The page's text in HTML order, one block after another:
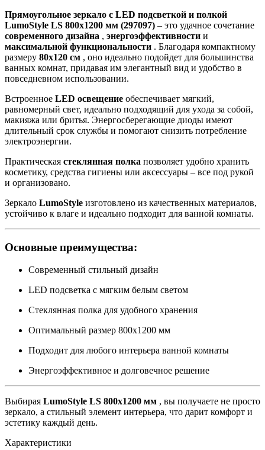
Прямоугольное зеркало с LED подсветкой и полкой
LumoStyle LS 800x1200 мм (297097) – это удачное сочетание
современного дизайна , энергоэффективности и
максимальной функциональности . Благодаря компактному
размеру 80x120 см , оно идеально подойдет для большинства
ванных комнат, придавая им элегантный вид и удобство в
повседневном использовании.
Встроенное LED освещение обеспечивает мягкий,
равномерный свет, идеально подходящий для ухода за собой,
макияжа или бритья. Энергосберегающие диоды имеют
длительный срок службы и помогают снизить потребление
электроэнергии.
Практическая стеклянная полка позволяет удобно хранить
косметику, средства гигиены или аксессуары – все под рукой
и организовано.
Зеркало LumoStyle изготовлено из качественных материалов,
устойчиво к влаге и идеально подходит для ванной комнаты.
Основные преимущества:
Современный стильный дизайн
LED подсветка с мягким белым светом
Стеклянная полка для удобного хранения
Оптимальный размер 800x1200 мм
Подходит для любого интерьера ванной комнаты
Энергоэффективное и долговечное решение
Выбирая LumoStyle LS 800x1200 мм , вы получаете не просто
зеркало, а стильный элемент интерьера, что дарит комфорт и
эстетику каждый день.
Характеристики